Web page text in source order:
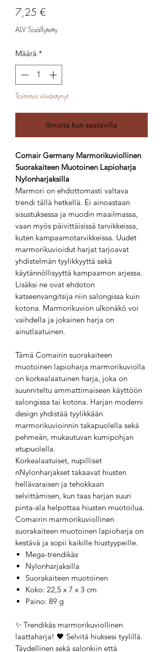
7,25 €Hinta
ALV Sisällytetty
Määrä *
Toimitus viivästynyt
Ilmoita kun saatavilla
Comair Germany Marmorikuviollinen
Suorakaiteen Muotoinen Lapioharja
Nylonharjaksilla
Marmori on ehdottomasti valtava
trendi tällä hetkellä. Ei ainoastaan
sisustuksessa ja muodin maailmassa,
vaan myös päivittäisissä tarvikkeissa,
kuten kampaamotarvikkeissa. Uudet
marmorikuvioidut harjat tarjoavat
yhdistelmän tyylikkyyttä sekä
käytännöllisyyttä kampaamon arjessa.
Lisäksi ne ovat ehdoton
katseenvangitsija niin salongissa kuin
kotona. Marmorikuvion ulkonäkö voi
vaihdella ja jokainen harja on
ainutlaatuinen.
Tämä Comairin suorakaiteen
muotoinen lapioharja marmorikuviolla
on korkealaatuinen harja, joka on
suunniteltu ammattimaiseen käyttöön
salongissa tai kotona. Harjan moderni
design yhdistää tyylikkään
marmorikuvioinnin takapuolella sekä
pehmeän, mukautuvan kumipohjan
etupuolella.
Korkealaatuiset, nupilliset
nNylonharjakset takaavat hiusten
hellävaraisen ja tehokkaan
selvittämisen, kun taas harjan suuri
pinta-ala helpottaa hiusten muotoilua.
Comairin marmorikuviollinen
suorakaiteen muotoinen lapioharja on
kestävä ja sopii kaikille hiustyypeille.
Mega-trendikäs
Nylonharjaksilla
Suorakaiteen muotoinen
Koko: 22,5 x 7 x 3 cm
Paino: 89 g
✨ Trendikäs marmorikuviollinen
laattaharja! 🖤 Selvitä hiuksesi tyylillä.
Täydellinen sekä salonkiin että